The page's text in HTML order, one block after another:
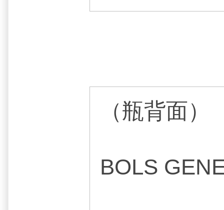
（瓶背面）
BOLS